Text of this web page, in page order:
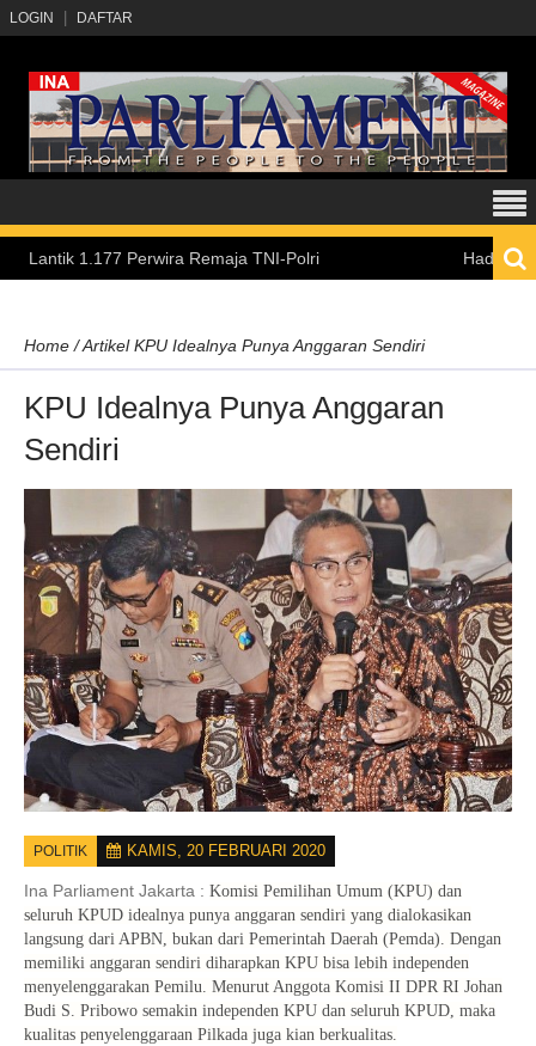
LOGIN DAFTAR
1.177 Perwira Remaja TNI-Polri Hadirkan
Home /Artikel KPU Idealnya Punya Anggaran Sendiri
KPU Idealnya Punya Anggaran
Sendiri
POLITIK KAMIS, 20 FEBRUARI 2020
Ina Parliament Jakarta : Komisi Pemilihan Umum (KPU) dan
seluruh KPUD idealnya punya anggaran sendiri yang dialokasikan
langsung dari APBN, bukan dari Pemerintah Daerah (Pemda). Dengan
memiliki anggaran sendiri diharapkan KPU bisa lebih independen
menyelenggarakan Pemilu. Menurut Anggota Komisi II DPR RI Johan
Budi S. Pribowo semakin independen KPU dan seluruh KPUD, maka
kualitas penyelenggaraan Pilkada juga kian berkualitas.